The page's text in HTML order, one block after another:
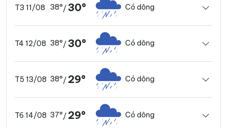
T3 11/08 38°/30° Có dông
T4 12/08 38°/30° Có dông
T5 13/08 38°/ 29° Có dông
T6 14/08 37°/ 29° Có dông